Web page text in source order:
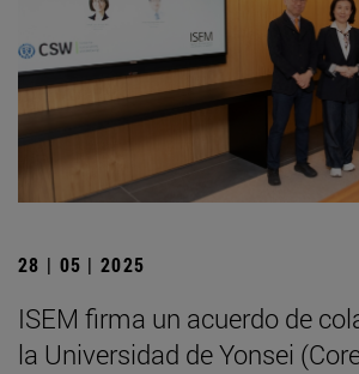
28 | 05 | 2025
ISEM firma un acuerdo de
la Universidad de Yonsei